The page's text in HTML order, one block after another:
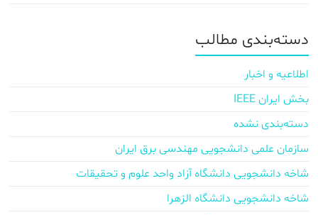
دسته‌بندی مطالب
اطلاعیه و اخبار
بخش ایران IEEE
دسته‌بندی نشده
سازمان علمی دانشجویی مهندسی برق ایران
شاخه دانشجویی دانشگاه آزاد واحد علوم و تحقیقات
شاخه دانشجویی دانشگاه الزهرا